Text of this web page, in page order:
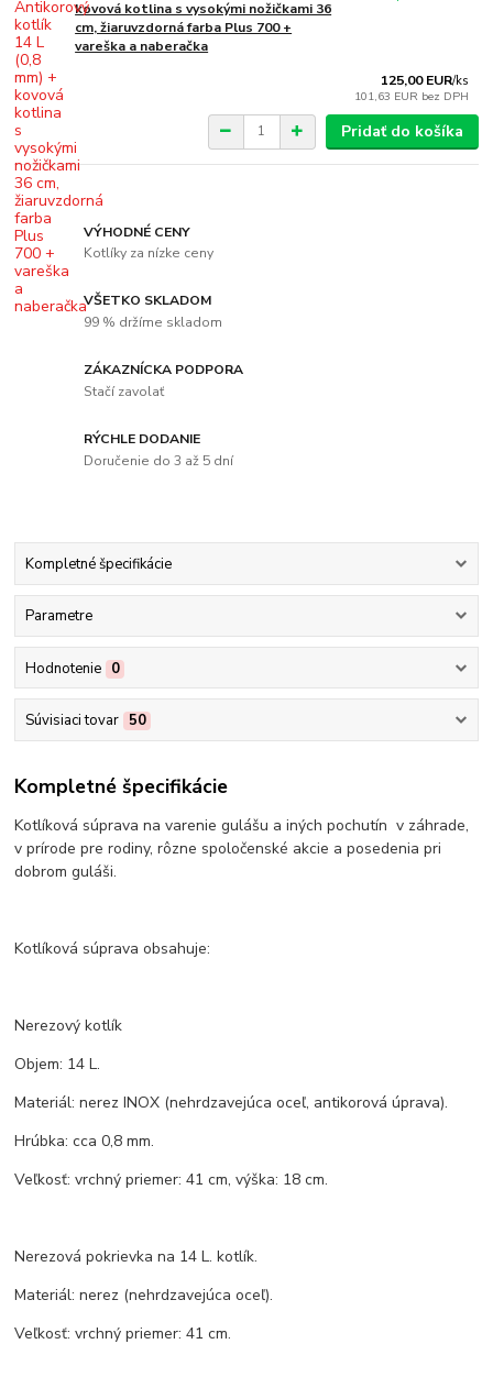
kovová kotlina s vysokými nožičkami 36
cm, žiaruvzdorná farba Plus 700 +
vareška a naberačka
125,00 EUR/ks
101,63 EUR bez DPH
Pridať do košíka
VÝHODNÉ CENY
Kotlíky za nízke ceny
VŠETKO SKLADOM
99 % držíme skladom
ZÁKAZNÍCKA PODPORA
Stačí zavolať
RÝCHLE DODANIE
Doručenie do 3 až 5 dní
Kompletné špecifikácie
Parametre
Hodnotenie 0
Súvisiaci tovar 50
Kompletné špecifikácie
Kotlíková súprava na varenie gulášu a iných pochutín v záhrade,
v prírode pre rodiny, rôzne spoločenské akcie a posedenia pri
dobrom guláši.
Kotlíková súprava obsahuje:
Nerezový kotlík
Objem: 14 L.
Materiál: nerez INOX (nehrdzavejúca oceľ, antikorová úprava).
Hrúbka: cca 0,8 mm.
Veľkosť: vrchný priemer: 41 cm, výška: 18 cm.
Nerezová pokrievka na 14 L. kotlík.
Materiál: nerez (nehrdzavejúca oceľ).
Veľkosť: vrchný priemer: 41 cm.